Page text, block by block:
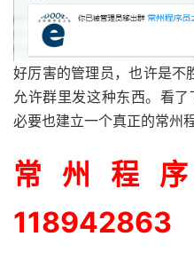
好厉害的管理员，也许是不
允许群里发这种东西。看
必要也建立一个真正的常州
常州程
118942863